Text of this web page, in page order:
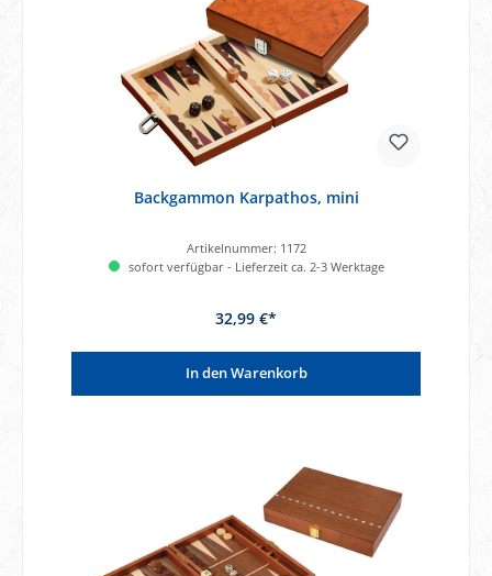
Backgammon Karpathos, mini
Artikelnummer: 1172
sofort verfügbar - Lieferzeit ca. 2-3 Werktage
32,99 €*
In den Warenkorb